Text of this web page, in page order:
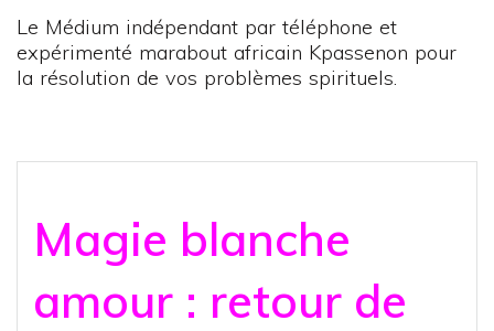
Le Médium indépendant par téléphone et
expérimenté marabout africain Kpassenon pour
la résolution de vos problèmes spirituels.
Magie blanche
amour : retour de